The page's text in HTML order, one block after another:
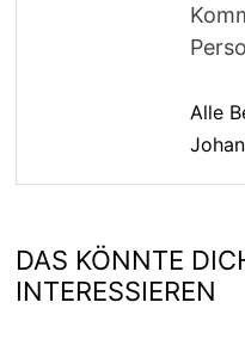
Alle
DAS KÖNNTE
INTERESSIEREN